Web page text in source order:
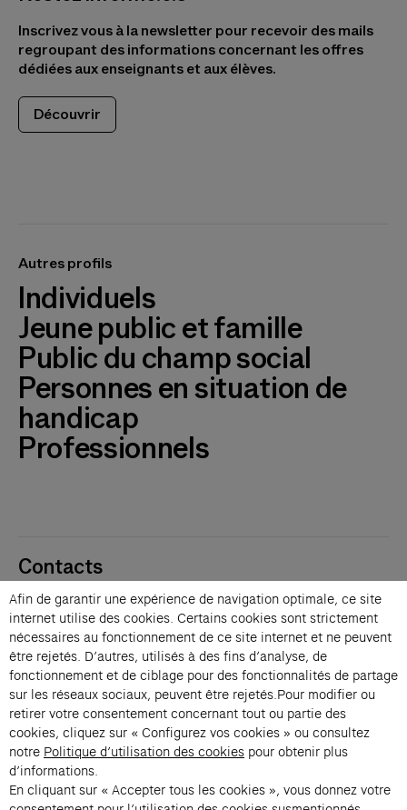
Inscrivez vous à la newsletter pour recevoir des mails
regroupant des informations concernant les offres
dédiées aux enseignants et aux élèves.
Découvrir
Autres profils
Individuels
Jeune public et famille
Public du champ social
Personnes en situation de
handicap
Professionnels
Contacts
Membres
Presse
Privatisations
Changer de langue 
Inscription à la newsletter
→
En vous inscrivant à notre newsletter, vous acceptez notre politique de
confidentialité.
Instagram (s’ouvre dans un nouvel onglet)
Facebook (s’ouvre dans un nouvel onglet)
Pinterest (s’ouvre dans un nouvel onglet)
Youtube (s’ouvre dans un nouvel onglet)
Spotify (s’ouvre dans un nouvel onglet)
LinkedIn (s’ouvre dans un nouvel onglet)
Google Arts & Culture (s’ouvre dans un
Afin de garantir une expérience de navigation optimale, ce site
internet utilise des cookies. Certains cookies sont strictement
nécessaires au fonctionnement de ce site internet et ne peuvent
être rejetés. D’autres, utilisés à des fins d’analyse, de
fonctionnement et de ciblage pour des fonctionnalités de partage
sur les réseaux sociaux, peuvent être rejetés.Pour modifier ou
retirer votre consentement concernant tout ou partie des
cookies, cliquez sur « Configurez vos cookies » ou consultez
notre Politique d’utilisation des cookies pour obtenir plus
d’informations.
En cliquant sur « Accepter tous les cookies », vous donnez votre